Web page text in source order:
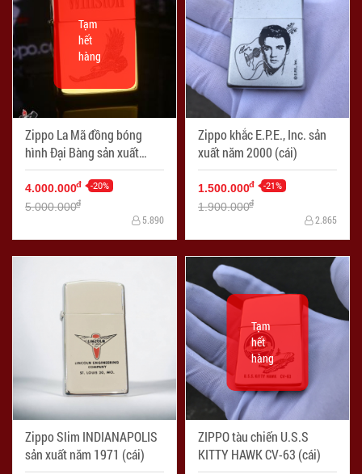
Zippo La Mã đồng bóng
hình Đại Bàng sản xuất
1992
Tạm
hết
hàng
4.000.000đ -20%
5.000.000đ
5.890
Zippo khắc E.P.E., Inc. sản
xuất năm 2000 (cái)
1.500.000đ -21%
1.900.000đ
2.865
Zippo Slim INDIANAPOLIS
sản xuất năm 1971 (cái)
ZIPPO tàu chiến U.S.S
KITTY HAWK CV-63 (cái)
Tạm
hết
hàng